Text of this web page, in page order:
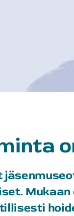
Mukaan